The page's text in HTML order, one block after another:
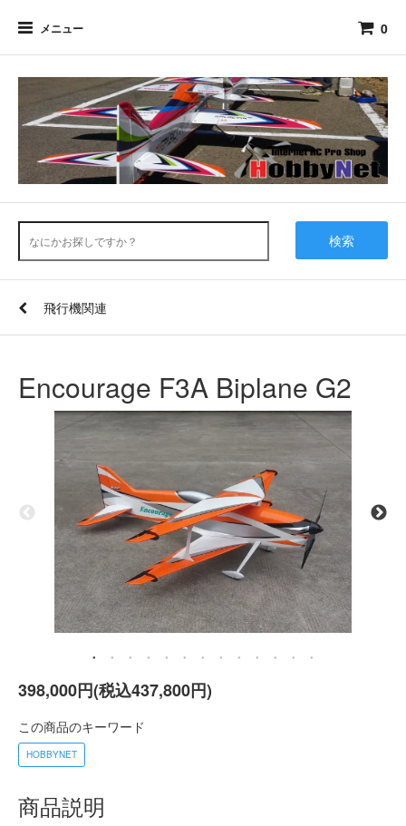
メニュー 0
検索
飛行機関連
Encourage F3A Biplane G2
398,000円(税込437,800円)
この商品のキーワード
HOBBYNET
商品説明